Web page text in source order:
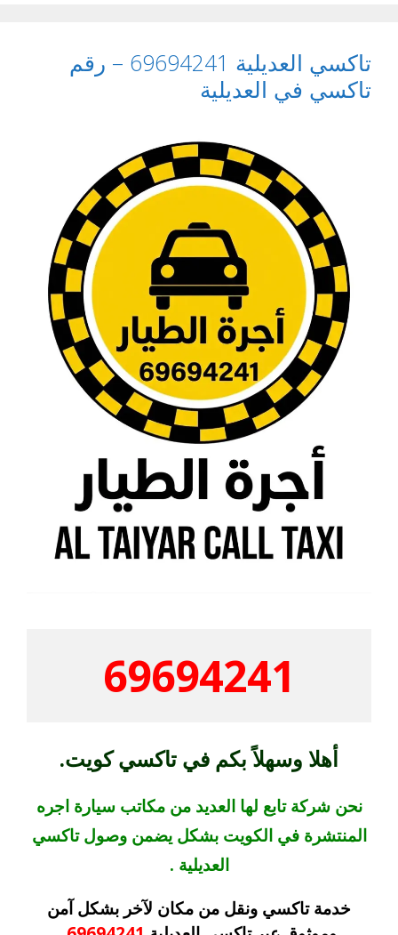
تاكسي العديلية 69694241 – رقم
تاكسي في العديلية
69694241
أهلا وسهلاً بكم في تاكسي كويت.
نحن شركة تابع لها العديد من مكاتب سيارة اجره
المنتشرة في الكويت بشكل يضمن وصول تاكسي
العديلية .
خدمة تاكسي ونقل من مكان لآخر بشكل آمن